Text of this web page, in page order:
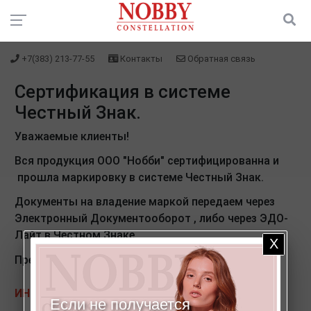
+7(383) 213-77-55 Контакты Обратная связь
Сертификация в системе
Честный Знак.
Уважаемые клиенты!
Вся продукция ООО "Нобби" сертифицированна и
прошла маркировку в системе Честный Знак.
Документы на владение маркой передаем через
Электронный Документооборот , либо через ЭДО-
Лайт в Честном Знаке.
Предлагаем с нами подружиться в ЭДО
ИНН 5401370583
Если не получается